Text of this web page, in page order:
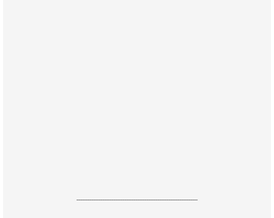
------------------------------------------------------------------